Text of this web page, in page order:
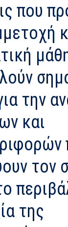
που
την
και
τον
της